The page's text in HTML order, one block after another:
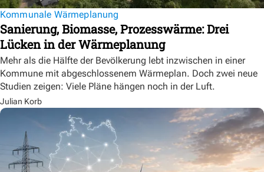
Kommunale Wärmeplanung
Sanierung, Biomasse, Prozesswärme: Drei
Lücken in der Wärmeplanung
Mehr als die Hälfte der Bevölkerung lebt inzwischen in einer
Kommune mit abgeschlossenem Wärmeplan. Doch zwei neue
Studien zeigen: Viele Pläne hängen noch in der Luft.
Julian Korb